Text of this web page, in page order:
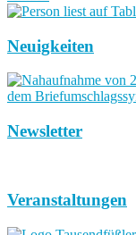
Neuigkeiten
Newsletter
Veranstaltungen